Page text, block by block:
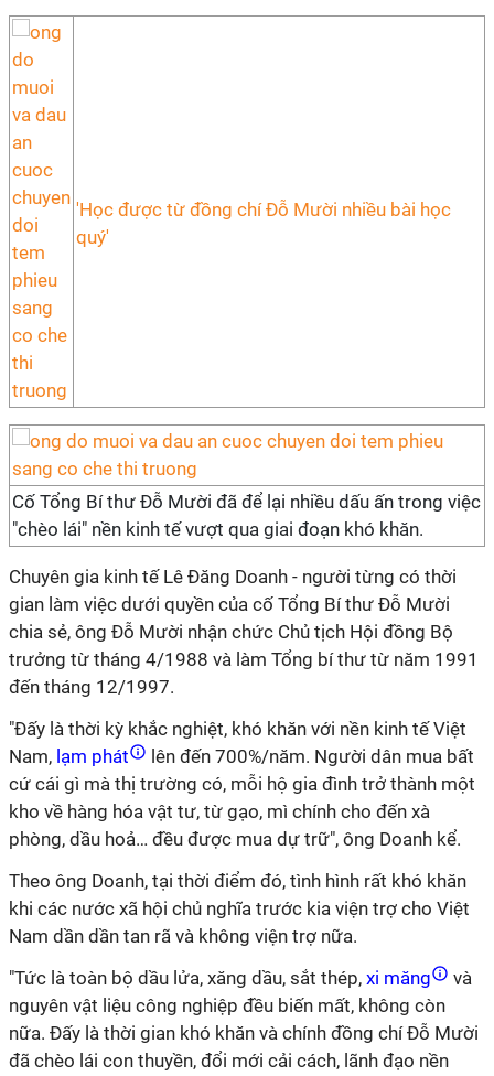
'Học được từ đồng chí Đỗ Mười nhiều bài học
quý'
Cố Tổng Bí thư Đỗ Mười đã để lại nhiều dấu ấn trong việc
"chèo lái" nền kinh tế vượt qua giai đoạn khó khăn.
Chuyên gia kinh tế Lê Đăng Doanh - người từng có thời
gian làm việc dưới quyền của cố Tổng Bí thư Đỗ Mười
chia sẻ, ông Đỗ Mười nhận chức Chủ tịch Hội đồng Bộ
trưởng từ tháng 4/1988 và làm Tổng bí thư từ năm 1991
đến tháng 12/1997.
"Đấy là thời kỳ khắc nghiệt, khó khăn với nền kinh tế Việt
Nam, lạm phát
lên đến 700%/năm. Người dân mua bất
cứ cái gì mà thị trường có, mỗi hộ gia đình trở thành một
kho về hàng hóa vật tư, từ gạo, mì chính cho đến xà
phòng, dầu hoả… đều được mua dự trữ", ông Doanh kể.
Theo ông Doanh, tại thời điểm đó, tình hình rất khó khăn
khi các nước xã hội chủ nghĩa trước kia viện trợ cho Việt
Nam dần dần tan rã và không viện trợ nữa.
"Tức là toàn bộ dầu lửa, xăng dầu, sắt thép, xi măng
và
nguyên vật liệu công nghiệp đều biến mất, không còn
nữa. Đấy là thời gian khó khăn và chính đồng chí Đỗ Mười
đã chèo lái con thuyền, đổi mới cải cách, lãnh đạo nền